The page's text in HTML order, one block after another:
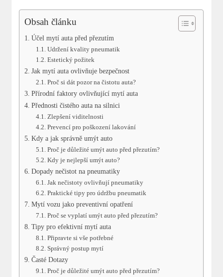
Obsah článku
Účel mytí auta před přezutím
Udržení kvality pneumatik
Estetický požitek
Jak mytí auta ovlivňuje bezpečnost
Proč si dát pozor na čistotu auta?
Přírodní faktory ovlivňující mytí auta
Přednosti čistého auta na silnici
Zlepšení viditelnosti
Prevencí pro poškození lakování
Kdy a jak správně umýt auto
Proč je důležité umýt auto před přezutím?
Kdy je nejlepší umýt auto?
Dopady nečistot na pneumatiky
Jak nečistoty ovlivňují pneumatiky
Praktické tipy pro údržbu pneumatik
Mytí vozu jako preventivní opatření
Proč se vyplatí umýt auto před přezutím?
Tipy pro efektivní mytí auta
Připravte si vše potřebné
Správný postup mytí
Časté Dotazy
Proč je důležité umýt auto před přezutím?